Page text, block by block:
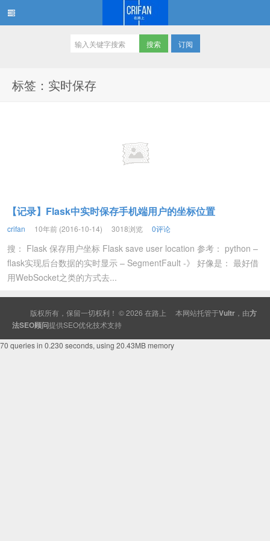
订阅
标签：实时保存
【记录】Flask中实时保存手机端用户的坐标位置
crifan 10年前 (2016-10-14) 3018浏览 0评论
搜： Flask 保存用户坐标 Flask save user location 参考： python –
flask实现后台数据的实时显示 – SegmentFault -》 好像是： 最好借
用WebSocket之类的方式去...
版权所有，保留一切权利！ © 2026 在路上 本网站托管于Vultr ，由方
法SEO顾问提供SEO优化技术支持
70 queries in 0.230 seconds, using 20.43MB memory